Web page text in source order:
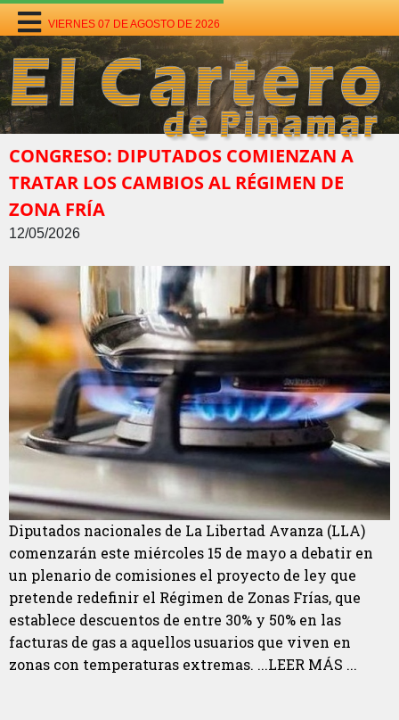
VIERNES 07 DE AGOSTO DE 2026
CONGRESO: DIPUTADOS COMIENZAN A
TRATAR LOS CAMBIOS AL RÉGIMEN DE
ZONA FRÍA
12/05/2026
Diputados nacionales de La Libertad Avanza (LLA)
comenzarán este miércoles 15 de mayo a debatir en
un plenario de comisiones el proyecto de ley que
pretende redefinir el Régimen de Zonas Frías, que
establece descuentos de entre 30% y 50% en las
facturas de gas a aquellos usuarios que viven en
zonas con temperaturas extremas. ...LEER MÁS ...